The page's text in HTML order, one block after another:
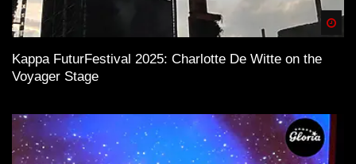
Kappa FuturFestival 2025: Charlotte De Witte on the
Voyager Stage